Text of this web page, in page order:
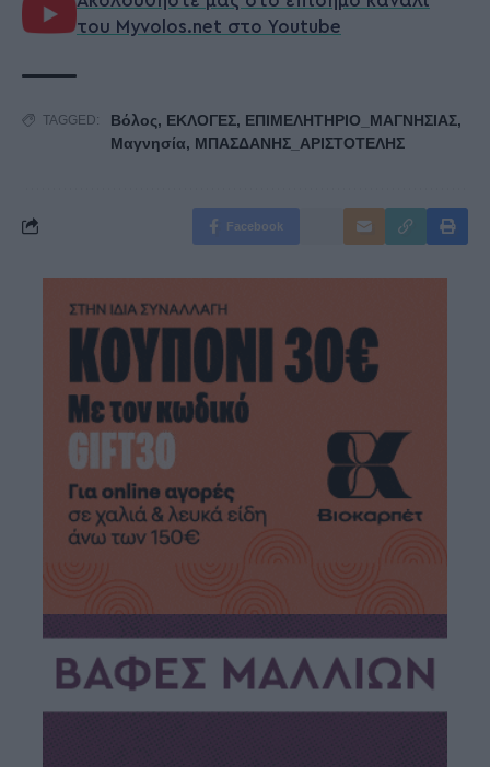
του Myvolos.net στο Youtube
TAGGED: Βόλος, ΕΚΛΟΓΕΣ, ΕΠΙΜΕΛΗΤΗΡΙΟ_ΜΑΓΝΗΣΙΑΣ,
Μαγνησία, ΜΠΑΣΔΑΝΗΣ_ΑΡΙΣΤΟΤΕΛΗΣ
Facebook